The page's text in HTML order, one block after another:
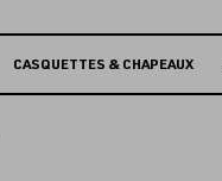
CASQUETTES & CHAPEAUX